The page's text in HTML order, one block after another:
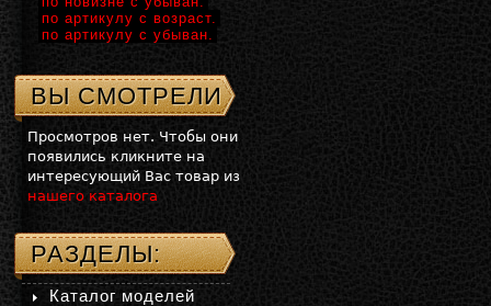
по артикулу с возраст.
по артикулу с убыван.
ВЫ СМОТРЕЛИ
Просмотров нет. Чтобы они
появились кликните на
интересующий Вас товар из
нашего каталога
РАЗДЕЛЫ:
Каталог моделей